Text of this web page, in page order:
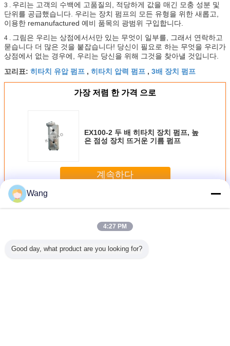
3 . 우리는 고객의 수백에 고품질의, 적당하게 값을 매긴 모충 성분 및
단위를 공급했습니다. 우리는 장치 펌프의 모든 유형을 위한 새롭고,
이용한 remanufactured 예비 품목의 광범위 구입합니다.
4 . 그림은 우리는 상점에서서만 있는 무엇이 일부를, 그래서 연락하고
묻습니다 더 많은 것을 붙잡습니다! 당신이 필요로 하는 무엇을 우리가
상점에서 없는 경우에, 우리는 당신을 위해 그것을 찾아낼 것입니다.
꼬리표: 히타치 유압 펌프 , 히타치 압력 펌프 , 3배 장치 펌프
가장 저렴 한 가격 으로
EX100-2 두 배 히타치 장치 펌프, 높
은 점성 장치 뜨거운 기름 펌프
계속하다
더 많은 것
Wang
4:27 PM
Good day, what product are you looking for?